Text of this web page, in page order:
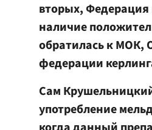
вторых,
наличие
обратилась к МОК,
федерации
Сам
употребление